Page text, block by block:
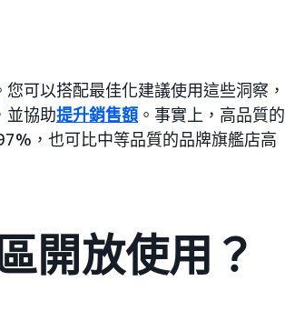
可以搭配最佳化建議使用這些洞察，
並協助提升銷售額 。事實上，高品質的
，也可比中等品質的品牌旗艦店高
開放使用？